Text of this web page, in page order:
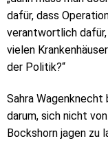
dafür, dass
verantwortlich
vielen
der Politik?“
Sahra
darum, sich nicht
Bockshorn jagen zu